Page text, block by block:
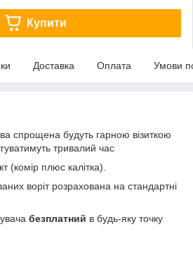
Купити
Доставка Оплата Умови
спрощена будуть гарною візиткою
тривалий час
(комір плюс калітка).
воріт розрахована на стандартні
безплатний в будь-яку точку